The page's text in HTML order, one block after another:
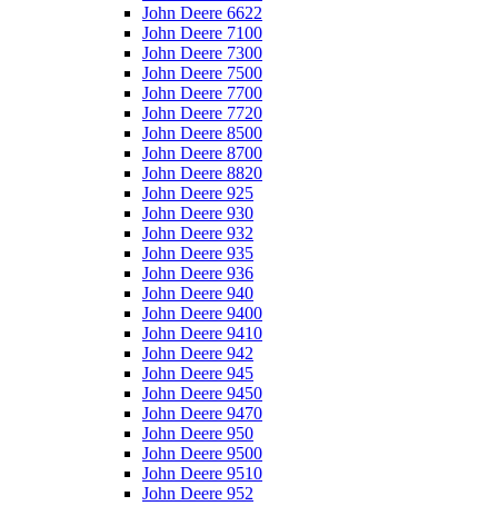
John Deere 6622
John Deere 7100
John Deere 7300
John Deere 7500
John Deere 7700
John Deere 7720
John Deere 8500
John Deere 8700
John Deere 8820
John Deere 925
John Deere 930
John Deere 932
John Deere 935
John Deere 936
John Deere 940
John Deere 9400
John Deere 9410
John Deere 942
John Deere 945
John Deere 9450
John Deere 9470
John Deere 950
John Deere 9500
John Deere 9510
John Deere 952